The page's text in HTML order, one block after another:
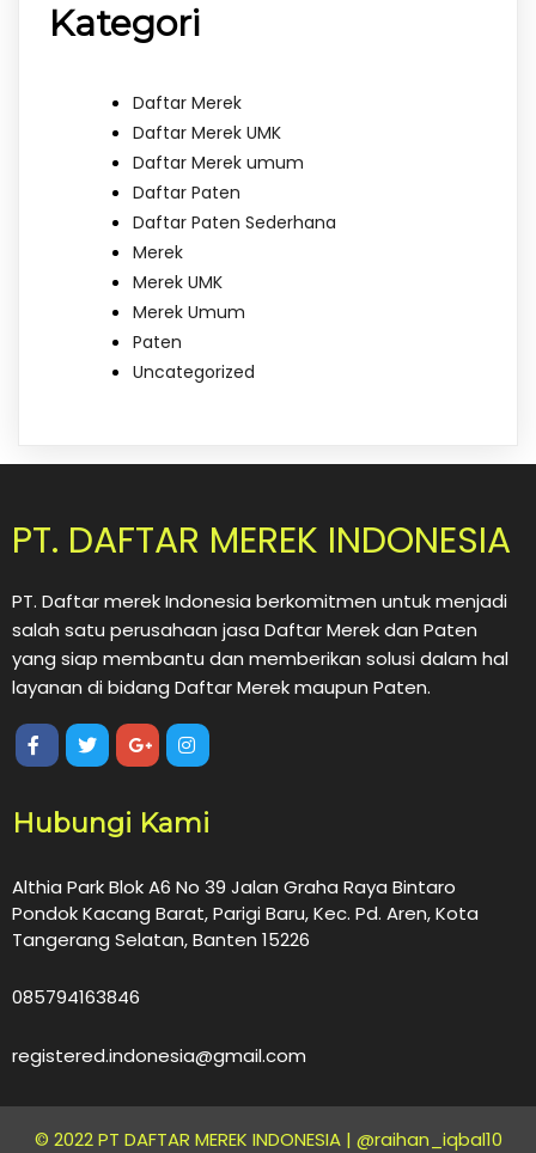
Kategori
Daftar Merek
Daftar Merek UMK
Daftar Merek umum
Daftar Paten
Daftar Paten Sederhana
Merek
Merek UMK
Merek Umum
Paten
Uncategorized
PT. DAFTAR MEREK INDONESIA
PT. Daftar merek Indonesia berkomitmen untuk menjadi
salah satu perusahaan jasa Daftar Merek dan Paten
yang siap membantu dan memberikan solusi dalam hal
layanan di bidang Daftar Merek maupun Paten.
Hubungi Kami
Althia Park Blok A6 No 39 Jalan Graha Raya Bintaro
Pondok Kacang Barat, Parigi Baru, Kec. Pd. Aren, Kota
Tangerang Selatan, Banten 15226
085794163846
registered.indonesia@gmail.com
© 2022 PT DAFTAR MEREK INDONESIA | @raihan_iqbal10